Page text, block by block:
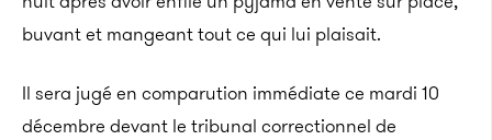
buvant et mangeant tout ce qui lui plaisait.
Il sera jugé en comparution immédiate ce mardi 10
décembre devant le tribunal correctionnel de